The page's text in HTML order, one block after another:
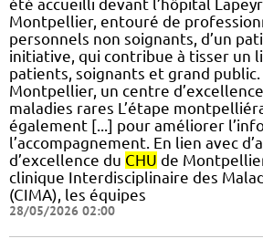
été accueilli devant l’hôpital
Montpellier, entouré de
personnels non soignants, d’un
initiative, qui contribue à tisser un
patients, soignants et grand public.
Montpellier, un centre
maladies rares L’étape
également [...] pour améliorer
l’accompagnement. En lien avec
d’excellence du CHU de
clinique Interdisciplinaire des
(CIMA), les équipes
28/05/2026 02:00